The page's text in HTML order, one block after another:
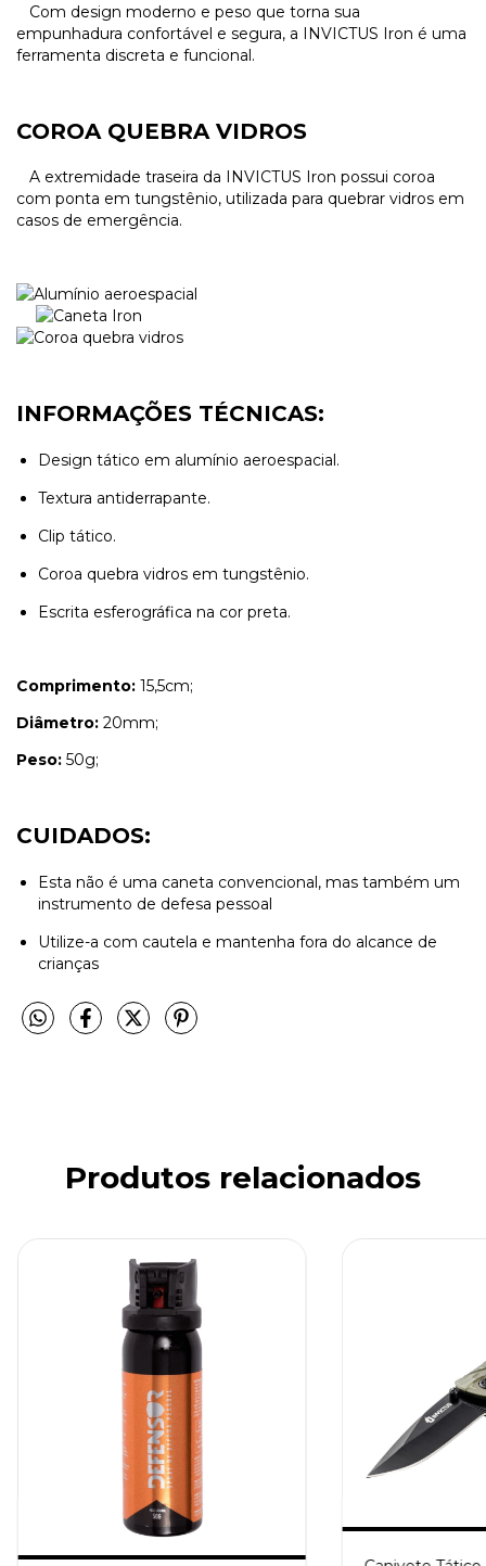
Com design moderno e peso que torna sua
empunhadura confortável e segura, a INVICTUS Iron é uma
ferramenta discreta e funcional.
COROA QUEBRA VIDROS
A extremidade traseira da INVICTUS Iron possui coroa
com ponta em tungstênio, utilizada para quebrar vidros em
casos de emergência.
INFORMAÇÕES TÉCNICAS:
Design tático em alumínio aeroespacial.
Textura antiderrapante.
Clip tático.
Coroa quebra vidros em tungstênio.
Escrita esferográfica na cor preta.
Comprimento: 15,5cm;
Diâmetro: 20mm;
Peso: 50g;
CUIDADOS:
Esta não é uma caneta convencional, mas também um
instrumento de defesa pessoal
Utilize-a com cautela e mantenha fora do alcance de
crianças
Produtos relacionados